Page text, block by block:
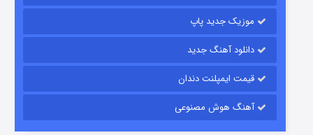
موزیک جدید پاپ
دانلود آهنگ جدید
قیمت ایمپلنت دندان
آهنگ هوش مصنوعی